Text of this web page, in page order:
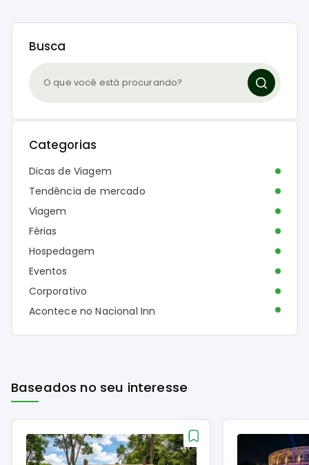
Busca
Categorias
Dicas de Viagem
Tendência de mercado
Viagem
Férias
Hospedagem
Eventos
Corporativo
Acontece no Nacional Inn
Baseados no seu interesse